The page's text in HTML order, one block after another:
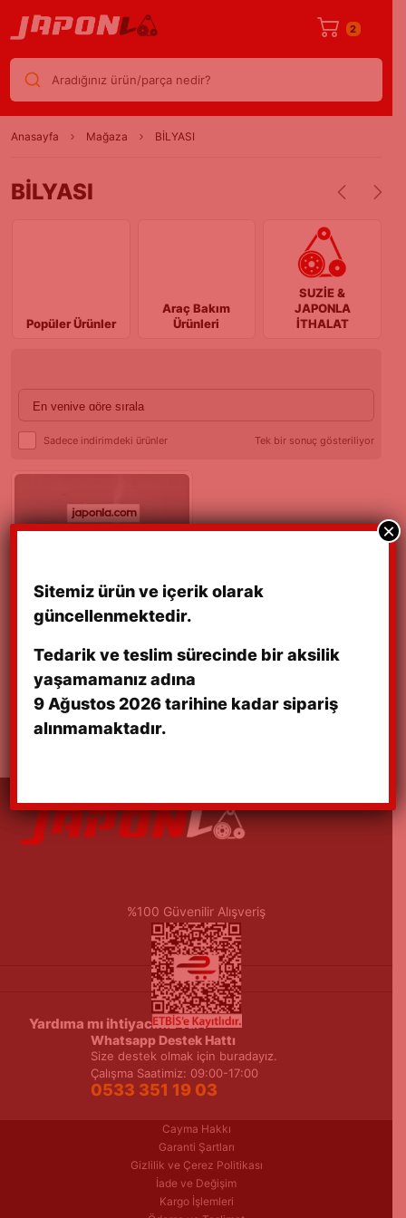
2
Aradığınız ürün/parça nedir?
Anasayfa Mağaza BİLYASI
BİLYASI
Popüler Ürünler
Araç Bakım
Ürünleri
SUZİE &
JAPONLA
İTHALAT
Sadece indirimdeki ürünler Tek bir sonuç gösteriliyor
SWIFT 1.0-1.3 84-03 /
ALTO-MARUTI 00 – ÖN
TEKER RU
650,00
Detaylı Bilgi
%100 Güvenilir Alışveriş
Yardıma mı ihtiyacınız var?
Whatsapp Destek Hattı
Size destek olmak için buradayız.
Çalışma Saatimiz: 09:00-17:00
0533 351 19 03
Cayma Hakkı
Garanti Şartları
Gizlilik ve Çerez Politikası
İade ve Değişim
Kargo İşlemleri
Sitemiz ürün ve içerik olarak
güncellenmektedir.
Tedarik ve teslim sürecinde bir aksilik
yaşamamanız adına
9 Ağustos 2026 tarihine kadar sipariş
alınmamaktadır.
×